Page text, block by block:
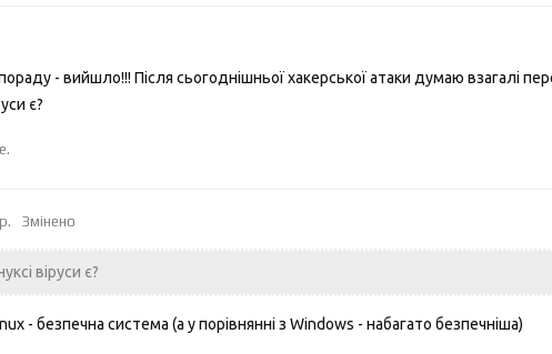
- вийшло!!! Після сьогоднішньої хакерської атаки думаю взагалі
є?
Змінено
віруси є?
- безпечна система (а у порівнянні з Windows - набагато безпечніша)